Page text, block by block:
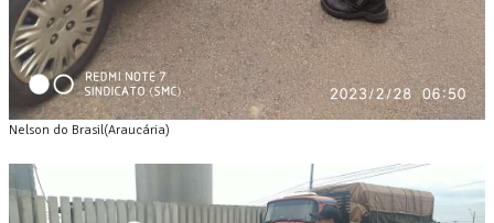
Nelson do Brasil(Araucária)